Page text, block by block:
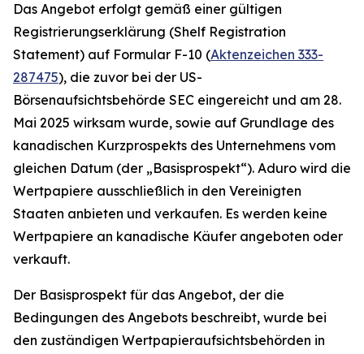
Das Angebot erfolgt gemäß einer gültigen
Registrierungserklärung (Shelf Registration
Statement) auf Formular F-10 (Aktenzeichen 333-
287475), die zuvor bei der US-
Börsenaufsichtsbehörde SEC eingereicht und am 28.
Mai 2025 wirksam wurde, sowie auf Grundlage des
kanadischen Kurzprospekts des Unternehmens vom
gleichen Datum (der „Basisprospekt“). Aduro wird die
Wertpapiere ausschließlich in den Vereinigten
Staaten anbieten und verkaufen. Es werden keine
Wertpapiere an kanadische Käufer angeboten oder
verkauft.
Der Basisprospekt für das Angebot, der die
Bedingungen des Angebots beschreibt, wurde bei
den zuständigen Wertpapieraufsichtsbehörden in